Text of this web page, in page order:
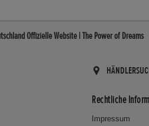
Offizielle Website | The Power of Dreams
Rechtliche
Impressum